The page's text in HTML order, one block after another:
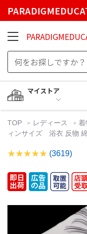
マイストア
TOP レディース 着
ィンサイズ 浴衣 反物
(3619)